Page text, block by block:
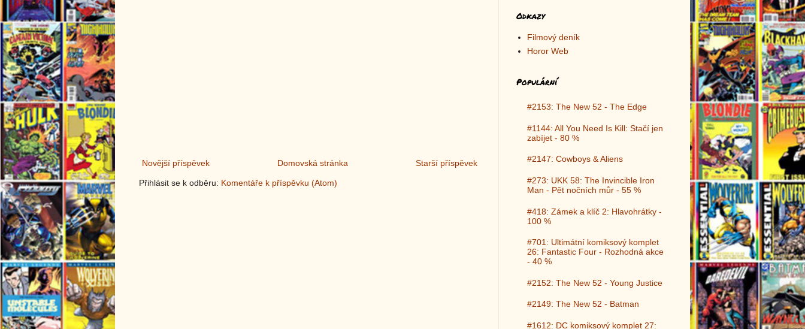
Novější příspěvek Starší příspěvek
Domovská stránka
Přihlásit se k odběru: Komentáře k příspěvku (Atom)
Odkazy
Filmový deník
Horor Web
Populární
#2153: The New 52 - The Edge
#1144: All You Need Is Kill: Stačí jen
zabíjet - 80 %
#2147: Cowboys & Aliens
#273: UKK 58: The Invincible Iron
Man - Pět nočních můr - 55 %
#418: Zámek a klíč 2: Hlavohrátky -
100 %
#701: Ultimátní komiksový komplet
26: Fantastic Four - Rozhodná akce
- 40 %
#2152: The New 52 - Young Justice
#2149: The New 52 - Batman
#1612: DC komiksový komplet 27: